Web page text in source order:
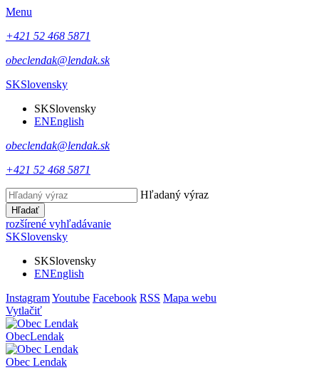
Menu
+421 52 468 5871
obeclendak@lendak.sk
SKSlovensky
SKSlovensky
ENEnglish
obeclendak@lendak.sk
+421 52 468 5871
Hľadaný výraz
Hľadať
rozšírené vyhľadávanie
SKSlovensky
SKSlovensky
ENEnglish
InstagramYoutube Facebook RSS Mapa webu
Vytlačiť
ObecLendak
Obec Lendak